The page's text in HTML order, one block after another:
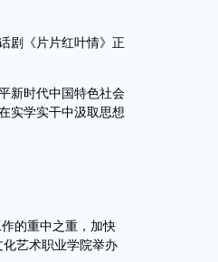
剧《片片红叶情》正
时代中国特色社会
实学实干中汲取思想
的重中之重，加快
艺术职业学院举办